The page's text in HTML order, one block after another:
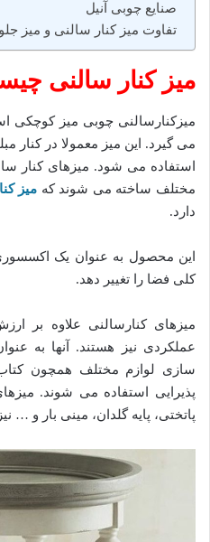
صنایع چوبی آنیل
تفاوت میز کنار سالنی و میز
میز کنار سالنی
میزکنارسالنی چوبی میز کوچکی
می گیرد. این میز معمولا در کنار
استفاده می شود. میزهای کنار
مختلف ساخته می شوند که میز
دارد.
این محصول به عنوان یک
کلی فضا را تغییر دهد.
میزهای کنارسالنی علاوه بر
عملکردی نیز هستند. آنها به
سازی لوازم مختلف همچون
پذیرایی استفاده می شوند.
پاتختی، پایه گلدان، مینی بار و …